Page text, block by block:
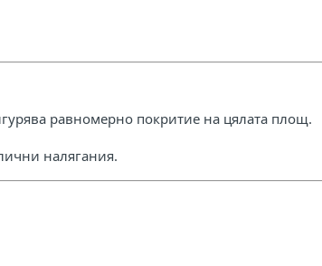
равномерно покритие на цялата площ.
налягания.